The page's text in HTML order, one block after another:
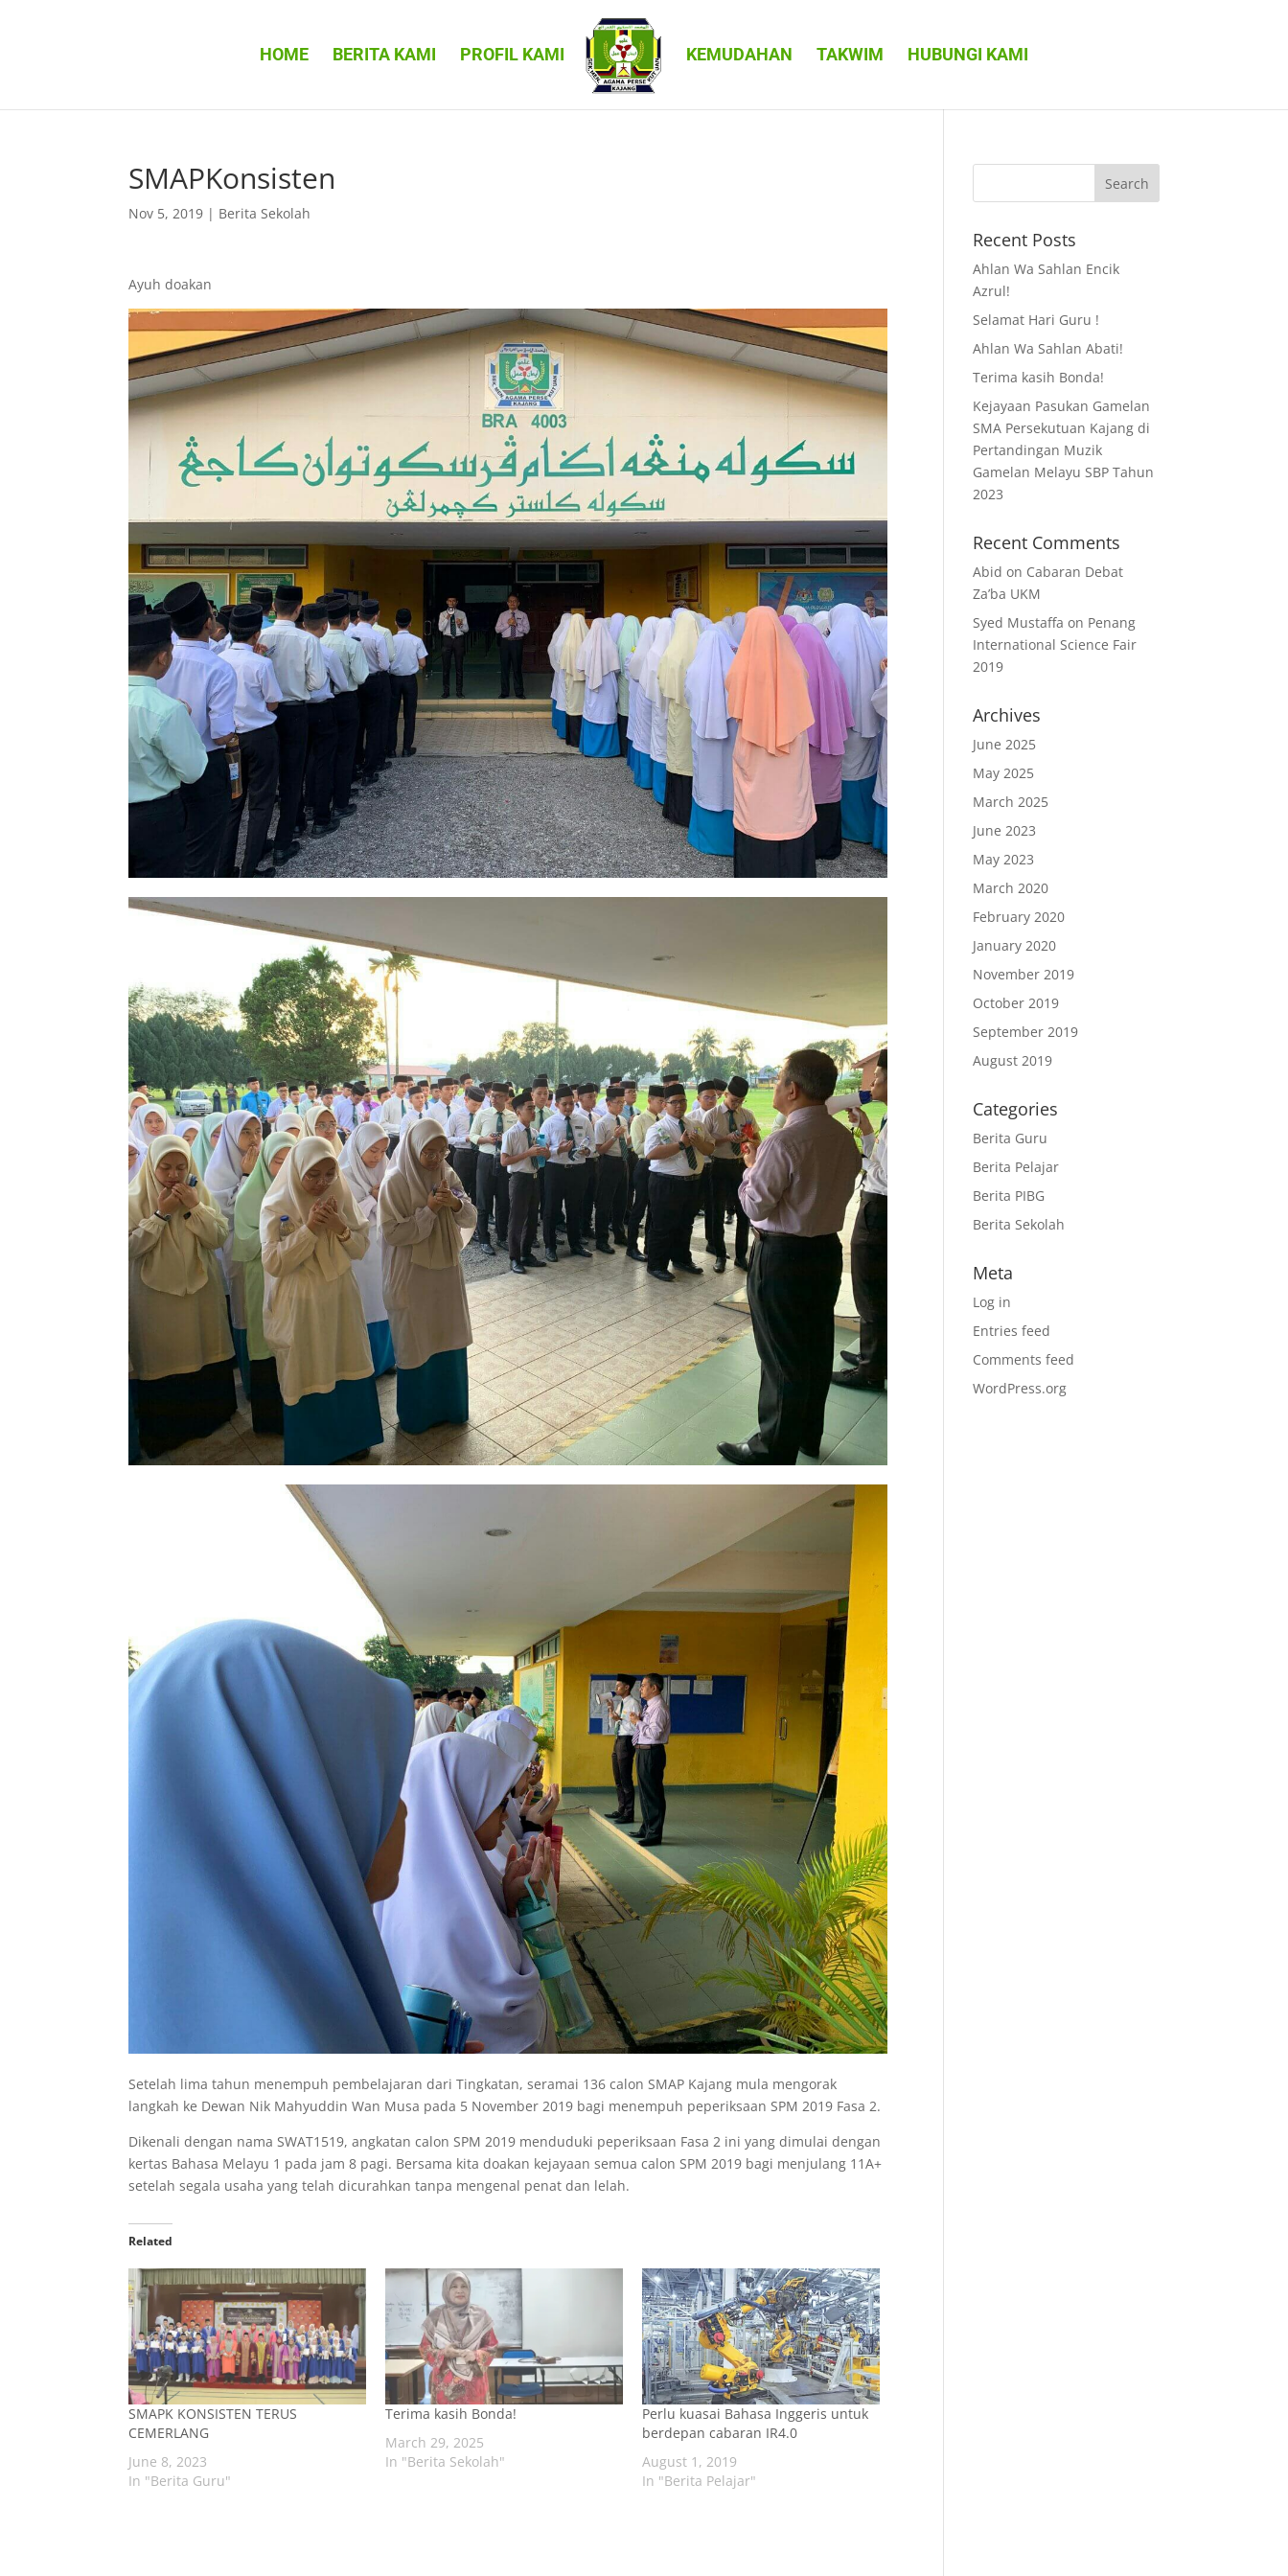
HOME BERITA KAMI PROFIL KAMI KEMUDAHAN TAKWIM HUBUNGI KAMI
SMAPKonsisten
Nov 5, 2019 | Berita Sekolah
Ayuh doakan
Setelah lima tahun menempuh pembelajaran dari Tingkatan, seramai 136 calon SMAP Kajang mula mengorak
langkah ke Dewan Nik Mahyuddin Wan Musa pada 5 November 2019 bagi menempuh peperiksaan SPM 2019 Fasa 2.
Dikenali dengan nama SWAT1519, angkatan calon SPM 2019 menduduki peperiksaan Fasa 2 ini yang dimulai dengan
kertas Bahasa Melayu 1 pada jam 8 pagi. Bersama kita doakan kejayaan semua calon SPM 2019 bagi menjulang 11A+
setelah segala usaha yang telah dicurahkan tanpa mengenal penat dan lelah.
Related
SMAPK KONSISTEN TERUS
CEMERLANG
June 8, 2023
In "Berita Guru"
Terima kasih Bonda!
March 29, 2025
In "Berita Sekolah"
Perlu kuasai Bahasa Inggeris untuk
berdepan cabaran IR4.0
August 1, 2019
In "Berita Pelajar"
Recent Posts
Ahlan Wa Sahlan Encik
Azrul!
Selamat Hari Guru !
Ahlan Wa Sahlan Abati!
Terima kasih Bonda!
Kejayaan Pasukan Gamelan
SMA Persekutuan Kajang di
Pertandingan Muzik
Gamelan Melayu SBP Tahun
2023
Recent Comments
Abid on Cabaran Debat
Za’ba UKM
Syed Mustaffa on Penang
International Science Fair
2019
Archives
June 2025
May 2025
March 2025
June 2023
May 2023
March 2020
February 2020
January 2020
November 2019
October 2019
September 2019
August 2019
Categories
Berita Guru
Berita Pelajar
Berita PIBG
Berita Sekolah
Meta
Log in
Entries feed
Comments feed
WordPress.org